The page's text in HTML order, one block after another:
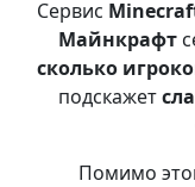
Сервис
Майнкрафт
сколько
подскажет
Помимо